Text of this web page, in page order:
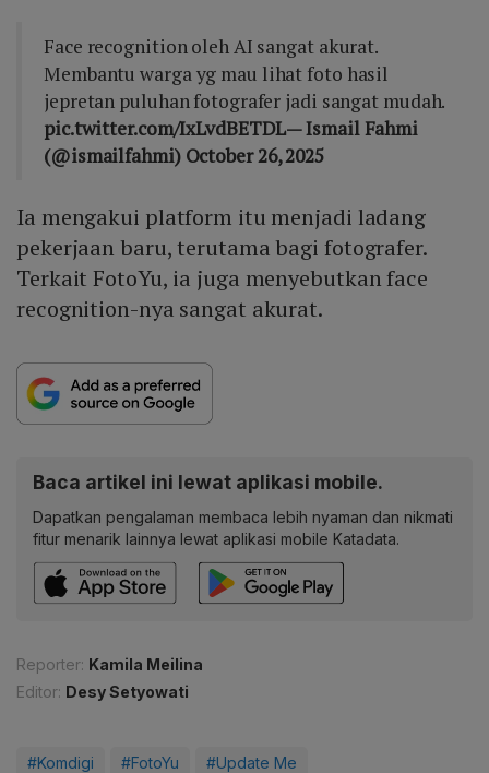
Face recognition oleh AI sangat akurat.
Membantu warga yg mau lihat foto hasil
jepretan puluhan fotografer jadi sangat mudah.
pic.twitter.com/IxLvdBETDL— Ismail Fahmi
(@ismailfahmi) October 26, 2025
Ia mengakui platform itu menjadi ladang
pekerjaan baru, terutama bagi fotografer.
Terkait FotoYu, ia juga menyebutkan face
recognition-nya sangat akurat.
Baca artikel ini lewat aplikasi mobile.
Dapatkan pengalaman membaca lebih nyaman dan nikmati
fitur menarik lainnya lewat aplikasi mobile Katadata.
Reporter: Kamila Meilina
Editor: Desy Setyowati
#Komdigi #FotoYu #Update Me